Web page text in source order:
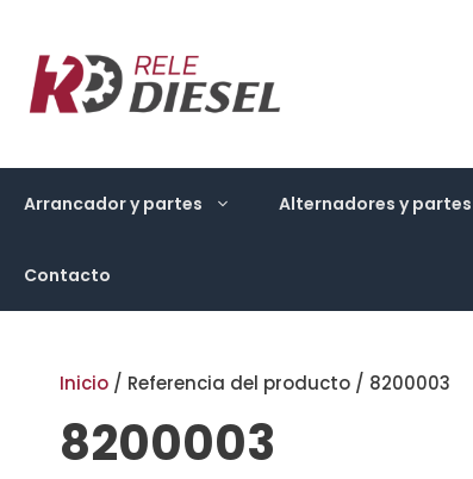
contenido
Arrancador y partes Alternadores y partes
Contacto
Inicio / Referencia del producto / 8200003
8200003